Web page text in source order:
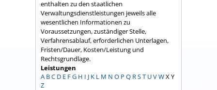
enthalten zu den staatlichen
Verwaltungsdienstleistungen jeweils alle
wesentlichen Informationen zu
Voraussetzungen, zuständiger Stelle,
Verfahrensablauf, erforderlichen Unterlagen,
Fristen/Dauer, Kosten/Leistung und
Rechtsgrundlage.
Leistungen
A BC D E FG H I J K L M N O P Q RST UVWX Y
Z